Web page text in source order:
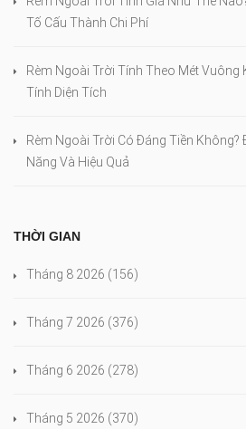
Tố Cấu Thành Chi Phí
Rèm Ngoài Trời Tính Theo Mét Vuông
Tính Diện Tích
Rèm Ngoài Trời Có Đáng Tiền Không?
Năng Và Hiệu Quả
THỜI GIAN
Tháng 8 2026 (156)
Tháng 7 2026 (376)
Tháng 6 2026 (278)
Tháng 5 2026 (370)